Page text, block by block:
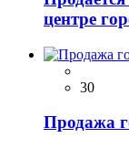
центре
30
Продажа